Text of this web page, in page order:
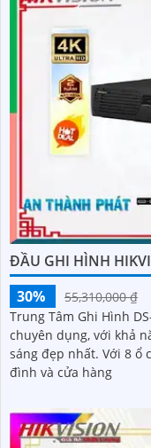
ĐẦU GHI HÌNH
30%
55,310,000 ₫
Trung Tâm Ghi Hình
chuyên dụng, với khả
sáng đẹp nhất. Với 8 ổ cứng, Đầu ghi này phù hợp cho gia
đình và cửa hàng